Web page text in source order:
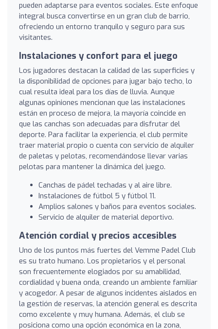
pueden adaptarse para eventos sociales. Este enfoque
integral busca convertirse en un gran club de barrio,
ofreciendo un entorno tranquilo y seguro para sus
visitantes.
Instalaciones y confort para el juego
Los jugadores destacan la calidad de las superficies y
la disponibilidad de opciones para jugar bajo techo, lo
cual resulta ideal para los días de lluvia. Aunque
algunas opiniones mencionan que las instalaciones
están en proceso de mejora, la mayoría coincide en
que las canchas son adecuadas para disfrutar del
deporte. Para facilitar la experiencia, el club permite
traer material propio o cuenta con servicio de alquiler
de paletas y pelotas, recomendándose llevar varias
pelotas para mantener la dinámica del juego.
Canchas de pádel techadas y al aire libre.
Instalaciones de fútbol 5 y fútbol 11.
Amplios salones y baños para eventos sociales.
Servicio de alquiler de material deportivo.
Atención cordial y precios accesibles
Uno de los puntos más fuertes del Vemme Padel Club
es su trato humano. Los propietarios y el personal
son frecuentemente elogiados por su amabilidad,
cordialidad y buena onda, creando un ambiente familiar
y acogedor. A pesar de algunos incidentes aislados en
la gestión de reservas, la atención general es descrita
como excelente y muy humana. Además, el club se
posiciona como una opción económica en la zona,